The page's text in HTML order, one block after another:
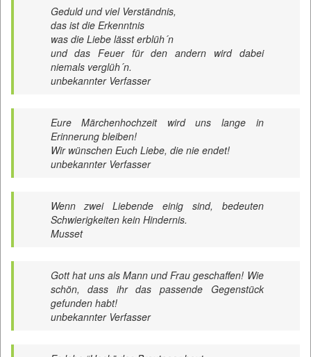
Geduld und viel Verständnis,
das ist die Erkenntnis
was die Liebe lässt erblüh´n
und das Feuer für den andern wird dabei
niemals verglüh´n.
unbekannter Verfasser
Eure Märchenhochzeit wird uns lange in
Erinnerung bleiben!
Wir wünschen Euch Liebe, die nie endet!
unbekannter Verfasser
Wenn zwei Liebende einig sind, bedeuten
Schwierigkeiten kein Hindernis.
Musset
Gott hat uns als Mann und Frau geschaffen! Wie
schön, dass ihr das passende Gegenstück
gefunden habt!
unbekannter Verfasser